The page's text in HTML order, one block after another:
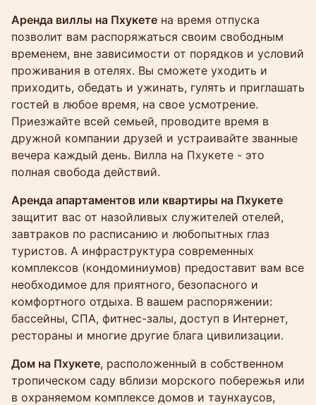
Аренда виллы на Пхукете на время отпуска
позволит вам распоряжаться своим свободным
временем, вне зависимости от порядков и условий
проживания в отелях. Вы сможете уходить и
приходить, обедать и ужинать, гулять и приглашать
гостей в любое время, на свое усмотрение.
Приезжайте всей семьей, проводите время в
дружной компании друзей и устраивайте званные
вечера каждый день. Вилла на Пхукете - это
полная свобода действий.
Аренда апартаментов или квартиры на Пхукете
защитит вас от назойливых служителей отелей,
завтраков по расписанию и любопытных глаз
туристов. А инфраструктура современных
комплексов (кондоминиумов) предоставит вам все
необходимое для приятного, безопасного и
комфортного отдыха. В вашем распоряжении:
бассейны, СПА, фитнес-залы, доступ в Интернет,
рестораны и многие другие блага цивилизации.
Дом на Пхукете, расположенный в собственном
тропическом саду вблизи морского побережья или
в охраняемом комплексе домов и таунхаусов,